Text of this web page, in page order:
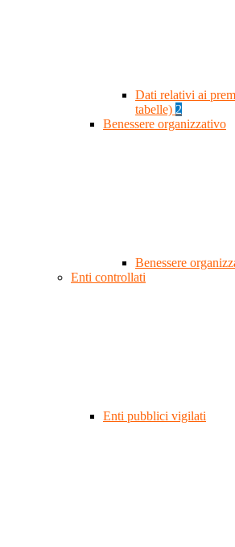
Dati relativi ai
tabelle) 2
Benessere organizzativo
Benessere
Enti controllati
Enti pubblici vigilati